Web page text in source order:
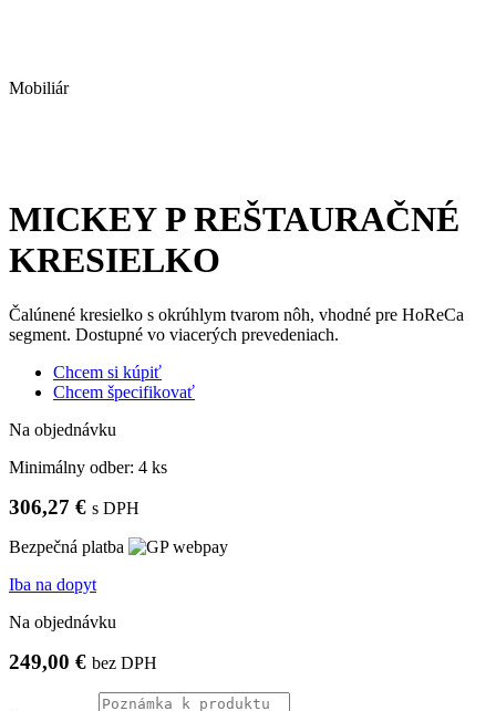
Mobiliár
MICKEY P REŠTAURAČNÉ
KRESIELKO
Čalúnené kresielko s okrúhlym tvarom nôh, vhodné pre HoReCa
segment. Dostupné vo viacerých prevedeniach.
Chcem si kúpiť
Chcem špecifikovať
Na objednávku
Minimálny odber: 4 ks
306,27 € s DPH
Bezpečná platba
Iba na dopyt
Na objednávku
249,00 € bez DPH